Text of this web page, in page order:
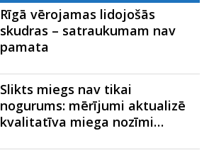
Rīgā vērojamas lidojošās
skudras – satraukumam nav
pamata
Slikts miegs nav tikai
nogurums: mērījumi aktualizē
kvalitatīva miega nozīmi…